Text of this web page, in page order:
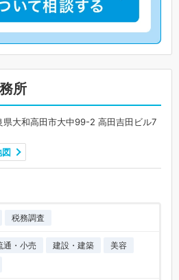
所
県大和高田市大中99-2 高田吉田ビル7
税務調査
通・小売 建設・建築
美容